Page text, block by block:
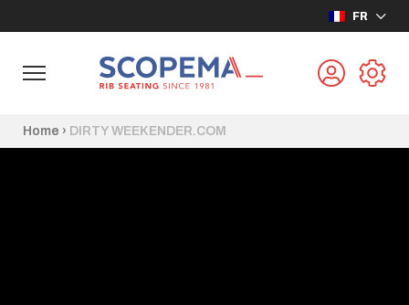
FR
Home › DIRTY WEEKENDER.COM